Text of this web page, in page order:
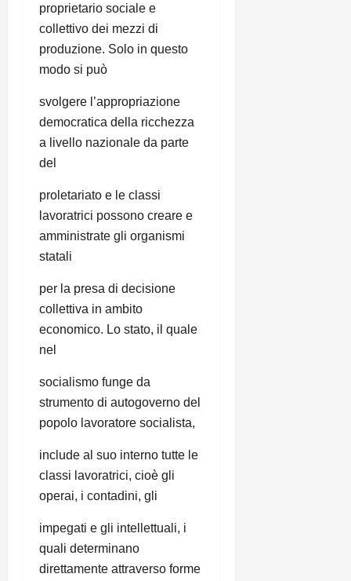
proprietario sociale e
collettivo dei mezzi di
produzione. Solo in questo
modo si può
svolgere l’appropriazione
democratica della ricchezza
a livello nazionale da parte
del
proletariato e le classi
lavoratrici possono creare e
amministrate gli organismi
statali
per la presa di decisione
collettiva in ambito
economico. Lo stato, il quale
nel
socialismo funge da
strumento di autogoverno del
popolo lavoratore socialista,
include al suo interno tutte le
classi lavoratrici, cioè gli
operai, i contadini, gli
impegati e gli intellettuali, i
quali determinano
direttamente attraverso forme